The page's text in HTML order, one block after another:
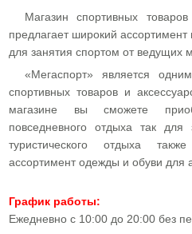
Магазин спортивных
предлагает широкий
для занятия спортом от ведущих
«Мегаспорт» является
спортивных товаров и
магазине вы сможете
повседневного отдыха так
туристического отдыха
ассортимент одежды и обуви для
График работы:
Ежедневно с 10:00 до 20:00 без